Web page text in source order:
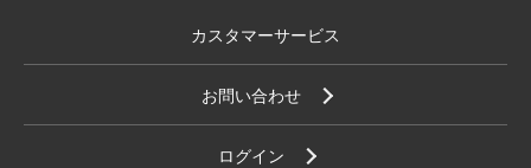
カスタマーサービス
お問い合わせ
ログイン